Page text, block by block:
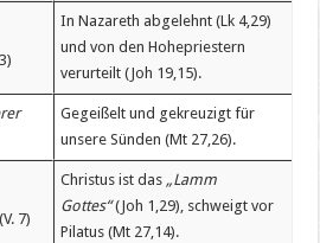
In Nazareth abgelehnt (Lk 4,29)
und von den Hohepriestern
verurteilt (Joh 19,15).
Gegeißelt und gekreuzigt für
unsere Sünden (Mt 27,26).
7)
Christus ist das „Lamm
Gottes“(Joh 1,29), schweigt vor
Pilatus (Mt 27,14).